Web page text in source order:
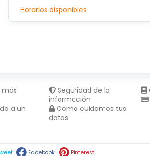
Horarios disponibles
más
a un
Seguridad de la
información
Como cuidamos tus
datos
Facebook Pinterest